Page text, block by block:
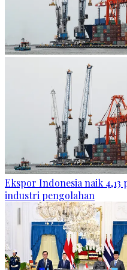
Ekspor Indonesia naik
industri pengolahan